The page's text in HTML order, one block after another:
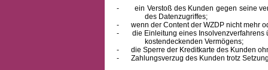
-
ein Verstoß des Kunden gegen seine
des Datenzugriffes;
-
wenn der Content der WZDP nicht mehr
-
die Einleitung eines
kostendeckenden Vermögens;
-
die Sperre der Kreditkarte des Kunden
-
Zahlungsverzug des Kunden trotz